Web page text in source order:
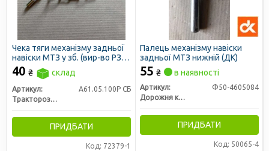
Чека тяги механізму задньої
навіски МТЗ у зб. (вир-во РЗТ
м. Ромни)
40 ₴ склад
Артикул:
А61.05.100Р СБ
Тракторозапчасть г. Ромны
ПРИДБАТИ
Код: 72379-1
Палець механізму навіски
задньої МТЗ нижній (ДК)
55 ₴ в наявності
Артикул:
Ф50-4605084
Дорожня карта
ПРИДБАТИ
Код: 50065-4